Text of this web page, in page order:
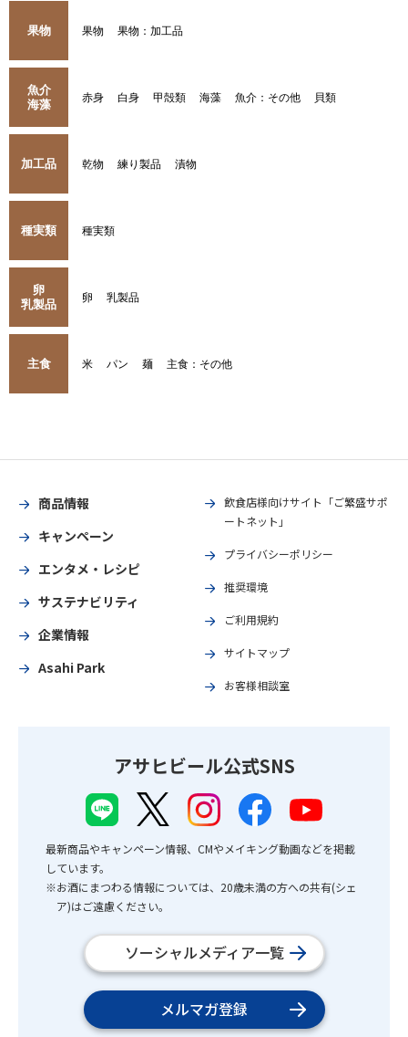
果物 果物 果物：加工品
魚介
海藻
赤身 白身 甲殻類 海藻 魚介：その他 貝類
加工品 乾物 練り製品 漬物
種実類 種実類
卵
乳製品
卵 乳製品
主食 米 パン 麺 主食：その他
商品情報
キャンペーン
エンタメ・レシピ
サステナビリティ
企業情報
Asahi Park
飲食店様向けサイト「ご繁盛サポ
ートネット」
プライバシーポリシー
推奨環境
ご利用規約
サイトマップ
お客様相談室
アサヒビール公式SNS
最新商品やキャンペーン情報、CMやメイキング動画などを掲載
しています。
※お酒にまつわる情報については、20歳未満の方への共有(シェ
ア)はご遠慮ください。
ソーシャルメディア一覧
メルマガ登録